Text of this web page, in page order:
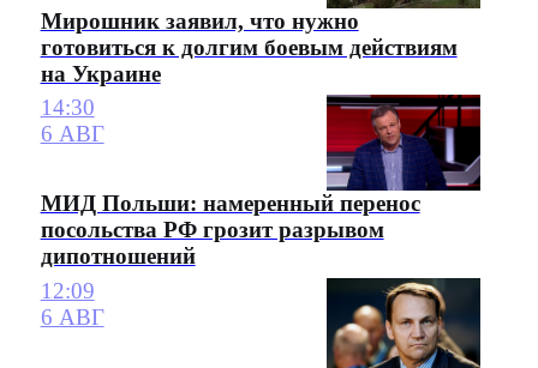
Мирошник заявил, что нужно
готовиться к долгим боевым действиям
на Украине
14:30
6 АВГ
МИД Польши: намеренный перенос
посольства РФ грозит разрывом
дипотношений
12:09
6 АВГ